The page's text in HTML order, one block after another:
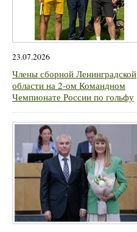
23.07.2026
Члены сборной Ленинградской
области на 2-ом Командном
Чемпионате России по гольфу